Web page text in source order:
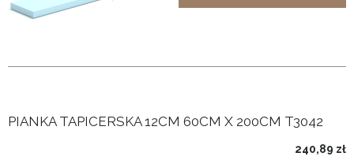
PIANKA TAPICERSKA 12CM 60CM X 200CM T3042
240,89 zł